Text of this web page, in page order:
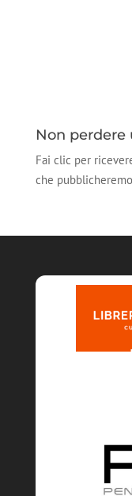
Non perdere
Fai clic per
che